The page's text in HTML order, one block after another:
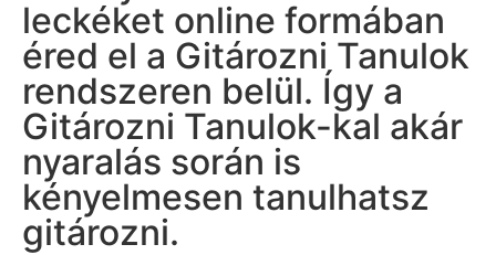
leckéket online formában
éred el a Gitározni Tanulok
rendszeren belül. Így a
Gitározni Tanulok-kal akár
nyaralás során is
kényelmesen tanulhatsz
gitározni.